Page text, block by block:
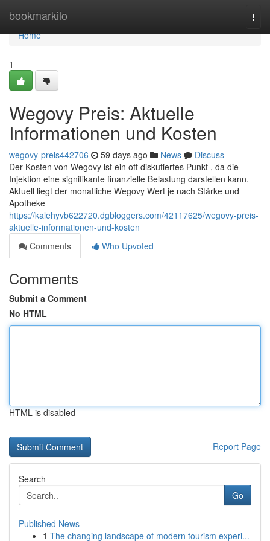
bookmarkilo
Home
Home
1
Wegovy Preis: Aktuelle
Informationen und Kosten
wegovy-preis442706 59 days ago News
Discuss
Der Kosten von Wegovy ist ein oft diskutiertes Punkt , da die
Injektion eine signifikante finanzielle Belastung darstellen kann.
Aktuell liegt der monatliche Wegovy Wert je nach Stärke und
Apotheke
https://kalehyvb622720.dgbloggers.com/42117625/wegovy-preis-
aktuelle-informationen-und-kosten
Comments
Who Upvoted
Comments
Submit a Comment
No HTML
HTML is disabled
Report Page
Search
Go
Published News
1 The changing landscape of modern tourism experi...